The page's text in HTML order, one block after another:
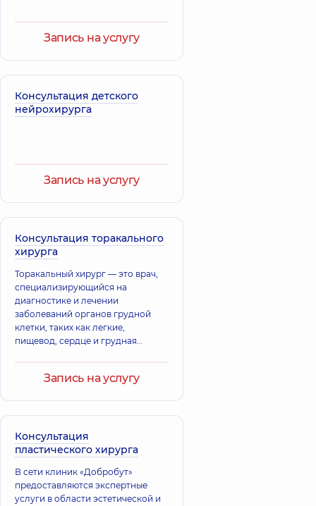
Запись на услугу
Консультация детского
нейрохирурга
Запись на услугу
Консультация торакального
хирурга
Торакальный хирург — это врач,
специализирующийся на
диагностике и лечении
заболеваний органов грудной
клетки, таких как легкие,
пищевод, сердце и грудная
Запись на услугу
Консультация
пластического хирурга
В сети клиник «Добробут»
предоставляются экспертные
услуги в области эстетической и